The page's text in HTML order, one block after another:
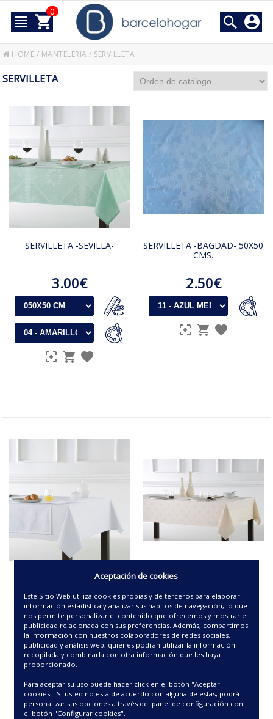
0
HOME / MANTELERIA / SERVILLETA
SERVILLETA
SERVILLETA -SEVILLA-
3.00€
SERVILLETA -BAGDAD- 50X50
CMS.
2.50€
SERVILLETA -ANGORA-
2.75€
SERVILLETA -HOJAS-
3.00€
Aceptación de cookies
Este Sitio Web utiliza cookies propias y de terceros para elaborar
información estadística y analizar sus hábitos de navegación, lo que
nos permite personalizar el contenido que ofrecemos y mostrarle
publicidad relacionada con sus preferencias. Además, compartimos
la información con nuestros colaboradores de redes sociales,
publicidad y análisis web, quienes podrán utilizar la información
recopilada y combinarla con otra información que les haya
proporcionado.
Para aceptar su uso puede hacer click en el botón "Aceptar
cookies". Si usted no está de acuerdo con alguna de estas, podrá
personalizar sus opciones a través del panel de configuración con
el botón "Configurar cookies".